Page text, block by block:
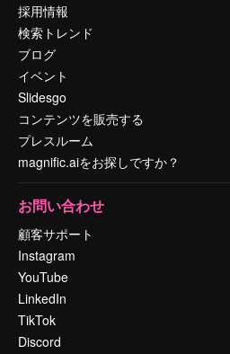
採用情報
検索トレンド
ブログ
イベント
Slidesgo
コンテンツを販売する
プレスルーム
magnific.aiをお探しですか？
お問い合わせ
顧客サポート
Instagram
YouTube
LinkedIn
TikTok
Discord